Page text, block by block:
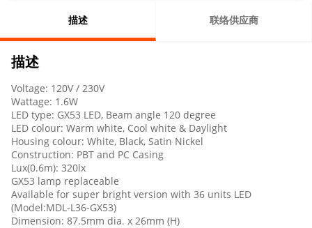
描述 联络供应商
描述
Voltage: 120V / 230V
Wattage: 1.6W
LED type: GX53 LED, Beam angle 120 degree
LED colour: Warm white, Cool white & Daylight
Housing colour: White, Black, Satin Nickel
Construction: PBT and PC Casing
Lux(0.6m): 320lx
GX53 lamp replaceable
Available for super bright version with 36 units LED
(Model:MDL-L36-GX53)
Dimension: 87.5mm dia. x 26mm (H)